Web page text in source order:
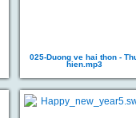
025-Duong ve hai thon -
hien.mp3